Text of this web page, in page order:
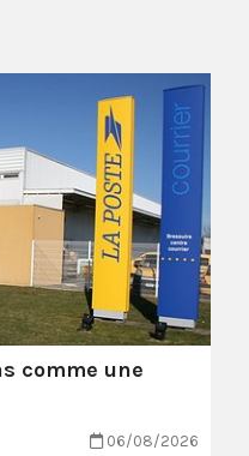
comme une
06/08/2026